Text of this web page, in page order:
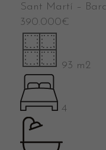
Sant Martí –
390.000€
93 m2
4